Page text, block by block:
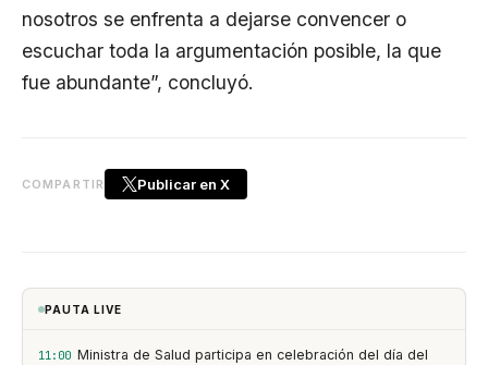
nosotros se enfrenta a dejarse convencer o
escuchar toda la argumentación posible, la que
fue abundante”, concluyó.
COMPARTIR Publicar en X
PAUTA LIVE
11:00 Ministra de Salud participa en celebración del día del